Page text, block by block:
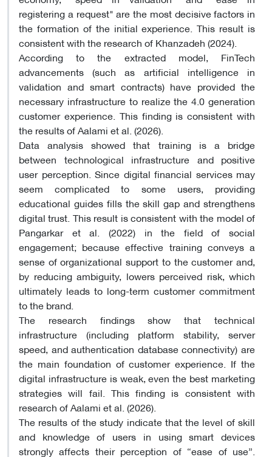
registering a request" are the most decisive factors in
the formation of the initial experience. This result is
consistent with the research of Khanzadeh (2024).
According to the extracted model, FinTech
advancements (such as artificial intelligence in
validation and smart contracts) have provided the
necessary infrastructure to realize the 4.0 generation
customer experience. This finding is consistent with
the results of Aalami et al. (2026).
Data analysis showed that training is a bridge
between technological infrastructure and positive
user perception. Since digital financial services may
seem complicated to some users, providing
educational guides fills the skill gap and strengthens
digital trust. This result is consistent with the model of
Pangarkar et al. (2022) in the field of social
engagement; because effective training conveys a
sense of organizational support to the customer and,
by reducing ambiguity, lowers perceived risk, which
ultimately leads to long-term customer commitment
to the brand.
The research findings show that technical
infrastructure (including platform stability, server
speed, and authentication database connectivity) are
the main foundation of customer experience. If the
digital infrastructure is weak, even the best marketing
strategies will fail. This finding is consistent with
research of Aalami et al. (2026).
The results of the study indicate that the level of skill
and knowledge of users in using smart devices
strongly affects their perception of “ease of use”.